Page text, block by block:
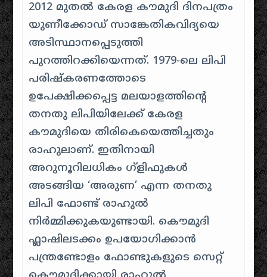
2012 മുതൽ കേരള കൗമുദി ദിനപത്രം
യുണീക്കോഡ് സാങ്കേതികവിദ്യയെ
അടിസ്ഥാനപ്പെടുത്തി
പുറത്തിറക്കിയെന്നത്. 1979-ലെ ലിപി
പരിഷ്കരണത്തോടെ
ഉപേക്ഷിക്കപ്പെട്ട മലയാളത്തിന്റെ
തനതു ലിപിയിലേക്ക് കേരള
കൗമുദിയെ തിരികെയെത്തിച്ചതും
രാഹുലാണ്. ഇതിനായി
അറുനൂറിലധികം ഗ്ളിഫുകൾ
അടങ്ങിയ ‘അരുണ’ എന്ന തനതു
ലിപി ഫോണ്ട് രാഹുൽ
നിർമ്മിക്കുകയുണ്ടായി. കൌമുദി
ഫ്ലാഷിലടക്കം ഉപയോഗിക്കാൻ
പന്ത്രണ്ടോളം ഫോണ്ടുകളുടെ സെറ്റ്